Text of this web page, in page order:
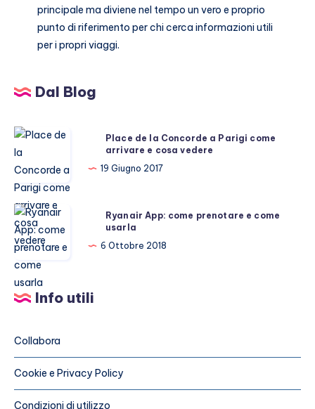
principale ma diviene nel tempo un vero e proprio
punto di riferimento per chi cerca informazioni utili
per i propri viaggi.
Dal Blog
Place
de
la
Concorde
a
Parigi
come
cosa
Place de la Concorde a Parigi come
arrivare e cosa vedere
19 Giugno 2017
Ryanair
App:
come
prenotare
e
come
Ryanair App: come prenotare e come
usarla
6 Ottobre 2018
Info utili
Collabora
Cookie e Privacy Policy
Condizioni di utilizzo